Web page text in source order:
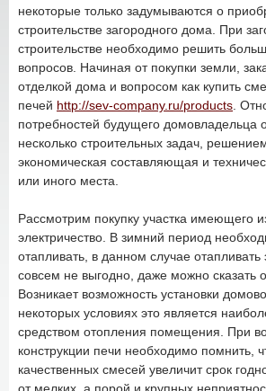
некоторые только задумываются о
строительстве загородного дома. При
строительстве необходимо решить
вопросов. Начиная от покупки земли,
отделкой дома и вопросом как купить
печей http://sev-company.ru/products .
потребностей будущего домовладельца
несколько строительных задач,
экономическая составляющая и
или иного места.
Рассмотрим покупку участка имеющего
электричество. В зимний период
отапливать, в данном случае отапливать
совсем не выгодно, даже можно сказать
Возникает возможность установки
некоторых условиях это является
средством отопления помещения. При
конструкции печи необходимо помнить,
качественных смесей увеличит срок
от мелких, а порой и крупных